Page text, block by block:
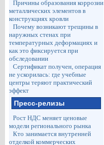
Причины образования коррозии
металлических элементов в
конструкциях кровли
Почему возникают трещины в
наружных стенах при
температурных деформациях и
как это фиксируется при
обследовании
Сертификат получен, операция
не ускорилась: где учебные
центры теряют практический
эффект
Пресс-релизы
Рост НДС меняет ценовые
модели регионального рынка
Кто занимается внутренней
отделкой коммерческих